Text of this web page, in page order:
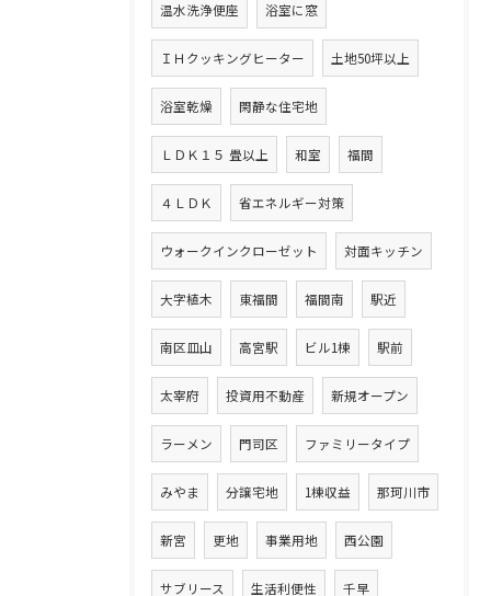
温水洗浄便座 浴室に窓
ＩＨクッキングヒーター 土地50坪以上
浴室乾燥 閑静な住宅地
ＬＤＫ１５ 畳以上 和室 福間
４ＬＤＫ 省エネルギー対策
ウォークインクローゼット 対面キッチン
大字植木 東福間 福間南 駅近
南区皿山 高宮駅 ビル1棟 駅前
太宰府 投資用不動産 新規オープン
ラーメン 門司区 ファミリータイプ
みやま 分譲宅地 1棟収益 那珂川市
新宮 更地 事業用地 西公園
サブリース 生活利便性 千早